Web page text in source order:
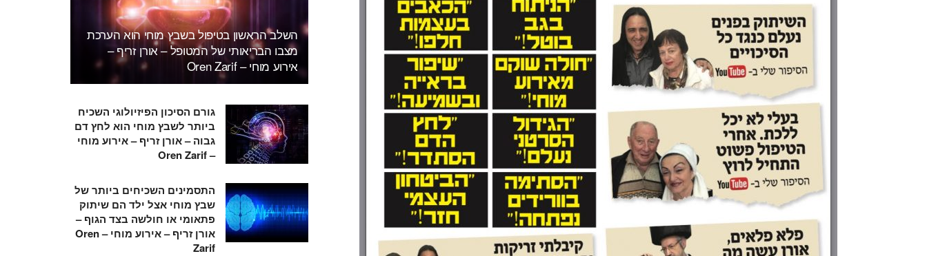
השלב הראשון בטיפול בשבץ מוחי הוא הערכת
מצבו הבריאותי של המטופל – אורן זריף –
אירוע מוחי – Oren Zarif
גורם הסיכון הפיזיולוגי השכיח
ביותר לשבץ מוחי הוא לחץ דם
גבוה – אורן זריף – אירוע מוחי
– Oren Zarif
התסמינים השכיחים ביותר של
שבץ מוחי אצל ילד הם שיתוק
פתאומי או חולשה בצד הגוף –
אורן זריף – אירוע מוחי – Oren
Zarif